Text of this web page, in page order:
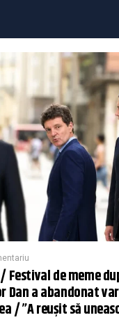
Festival de meme
Dan a abandonat
/ ”A reușit să